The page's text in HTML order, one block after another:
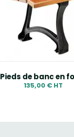
Pieds de banc en
135,00 € HT